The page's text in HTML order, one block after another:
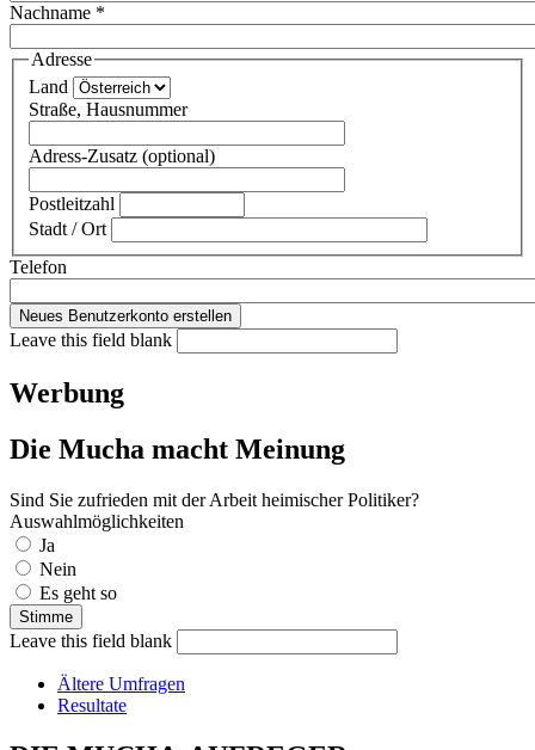
Nachname *
Adresse
Land
Straße, Hausnummer
Adress-Zusatz (optional)
Postleitzahl
Stadt / Ort
Telefon
Leave this field blank
Werbung
Die Mucha macht Meinung
Sind Sie zufrieden mit der Arbeit heimischer Politiker?
Auswahlmöglichkeiten
Ja
Nein
Es geht so
Leave this field blank
Ältere Umfragen
Resultate